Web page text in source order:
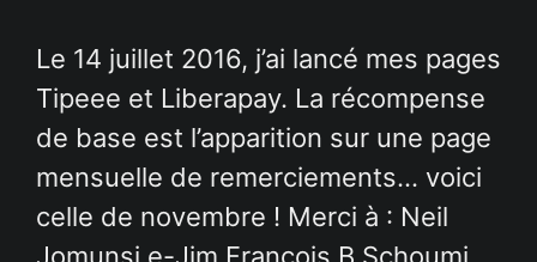
Le 14 juillet 2016, j’ai lancé mes pages
Tipeee et Liberapay. La récompense
de base est l’apparition sur une page
mensuelle de remerciements… voici
celle de novembre ! Merci à : Neil